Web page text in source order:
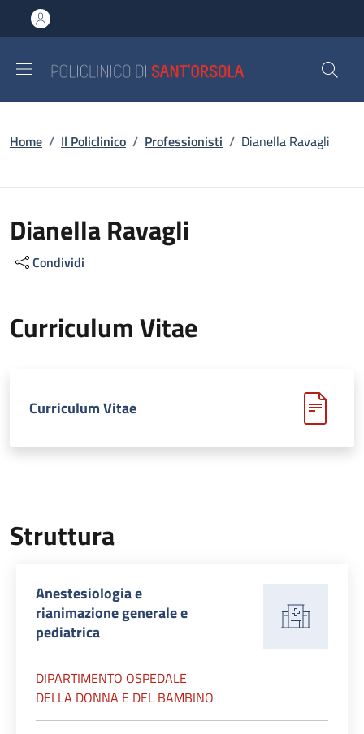
al contenuto principale
to footer content
Briciole di pane
Home / Il Policlinico / Professionisti / Dianella Ravagli
Dianella Ravagli
Condividi
Curriculum Vitae
Curriculum Vitae
Struttura
Anestesiologia e
rianimazione generale e
pediatrica
DIPARTIMENTO OSPEDALE
DELLA DONNA E DEL BAMBINO